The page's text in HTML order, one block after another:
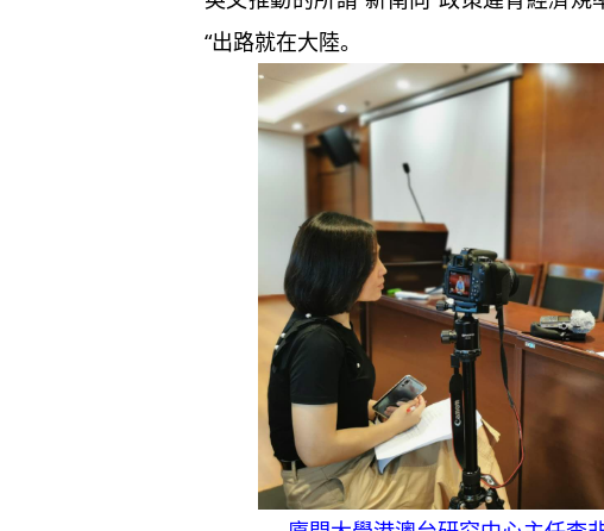
“出路就在大陸。